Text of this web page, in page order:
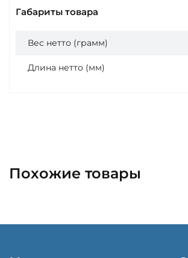
Габариты товара
Вес нетто (грамм)
Длина нетто (мм)
Похожие товары